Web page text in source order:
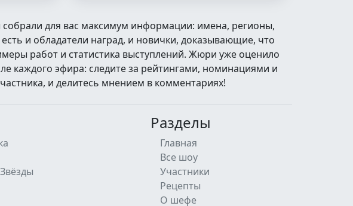
для вас максимум информации: имена, регионы,
и обладатели наград, и новички, доказывающие, что
работ и статистика выступлений. Жюри уже оценило
каждого эфира: следите за рейтингами, номинациями и
и делитесь мнением в комментариях!
Разделы
Главная
Все шоу
Участники
Рецепты
О шефе